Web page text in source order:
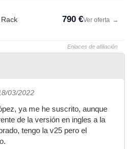
790 €Ver oferta →
Enlaces de afiliación
03/2022
ya me he suscrito, aunque
de la versión en ingles a la
tengo la v25 pero el